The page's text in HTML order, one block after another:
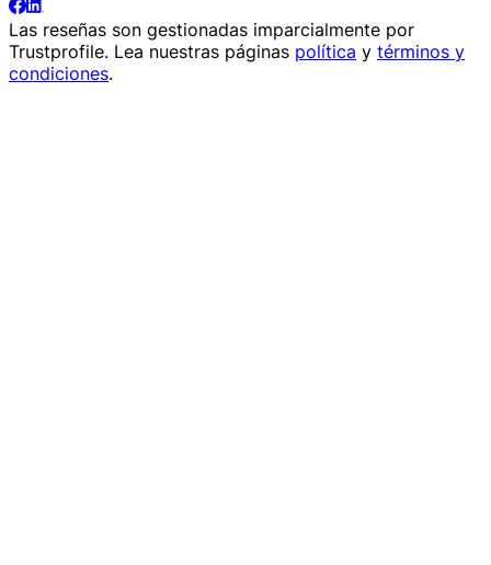
Las reseñas son gestionadas imparcialmente por
Trustprofile. Lea nuestras páginas política y términos y
condiciones.